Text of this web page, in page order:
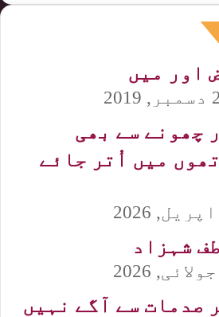
اور میں
چھونے سے بھی
میں اُتر جائے
شہزاد
صدمات سے آگے نہیں